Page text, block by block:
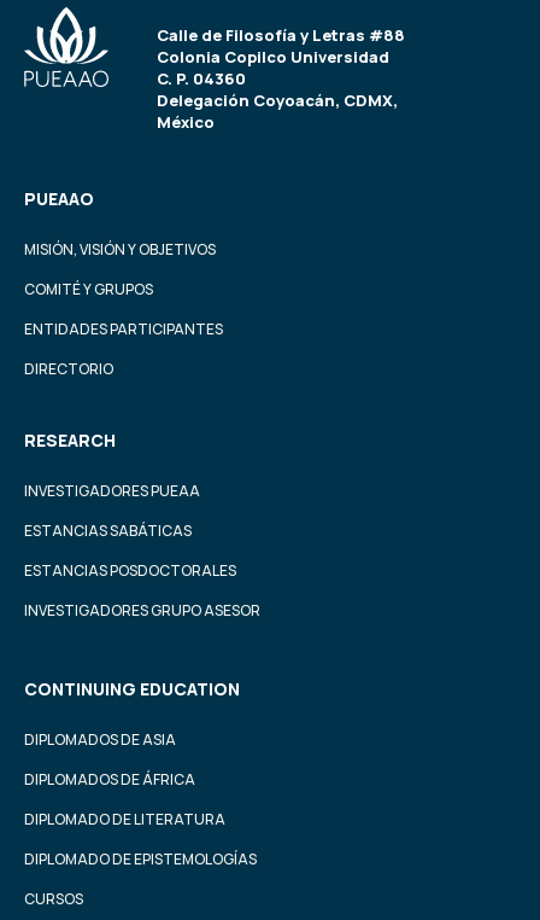
Calle de Filosofía y Letras #88
Colonia Copilco Universidad
C. P. 04360
Delegación Coyoacán, CDMX,
México
PUEAAO
MISIÓN, VISIÓN Y OBJETIVOS
COMITÉ Y GRUPOS
ENTIDADES PARTICIPANTES
DIRECTORIO
RESEARCH
INVESTIGADORES PUEAA
ESTANCIAS SABÁTICAS
ESTANCIAS POSDOCTORALES
INVESTIGADORES GRUPO ASESOR
CONTINUING EDUCATION
DIPLOMADOS DE ASIA
DIPLOMADOS DE ÁFRICA
DIPLOMADO DE LITERATURA
DIPLOMADO DE EPISTEMOLOGÍAS
CURSOS